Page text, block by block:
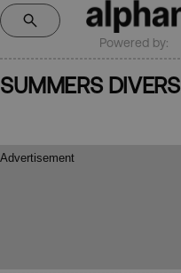
Powered by:
SUMMERS DIVERS